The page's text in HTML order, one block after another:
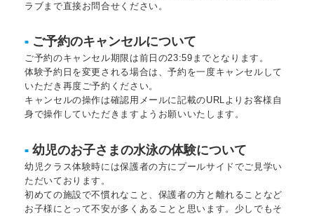
ラブまで直接お問合せください。
■ ご予約のキャンセルについて
ご予約のキャンセル期限は前日の23:59までとなります。
体験予約日を変更される場合は、予約を一度キャンセルして
いただき再度ご予約ください。
キャンセルの操作は確認用メールに記載のURLよりお客様自
身で操作していただきますようお願いいたします。
■ 幼児のお子さまの水泳の体験について
幼児クラス体験時には保護者の方にプールサイドでご見学い
ただいております。
初めての施設で不慣れなこと、保護者の方と離れることなど
お子様にとって不安が多くあることと思います。少しでもそ